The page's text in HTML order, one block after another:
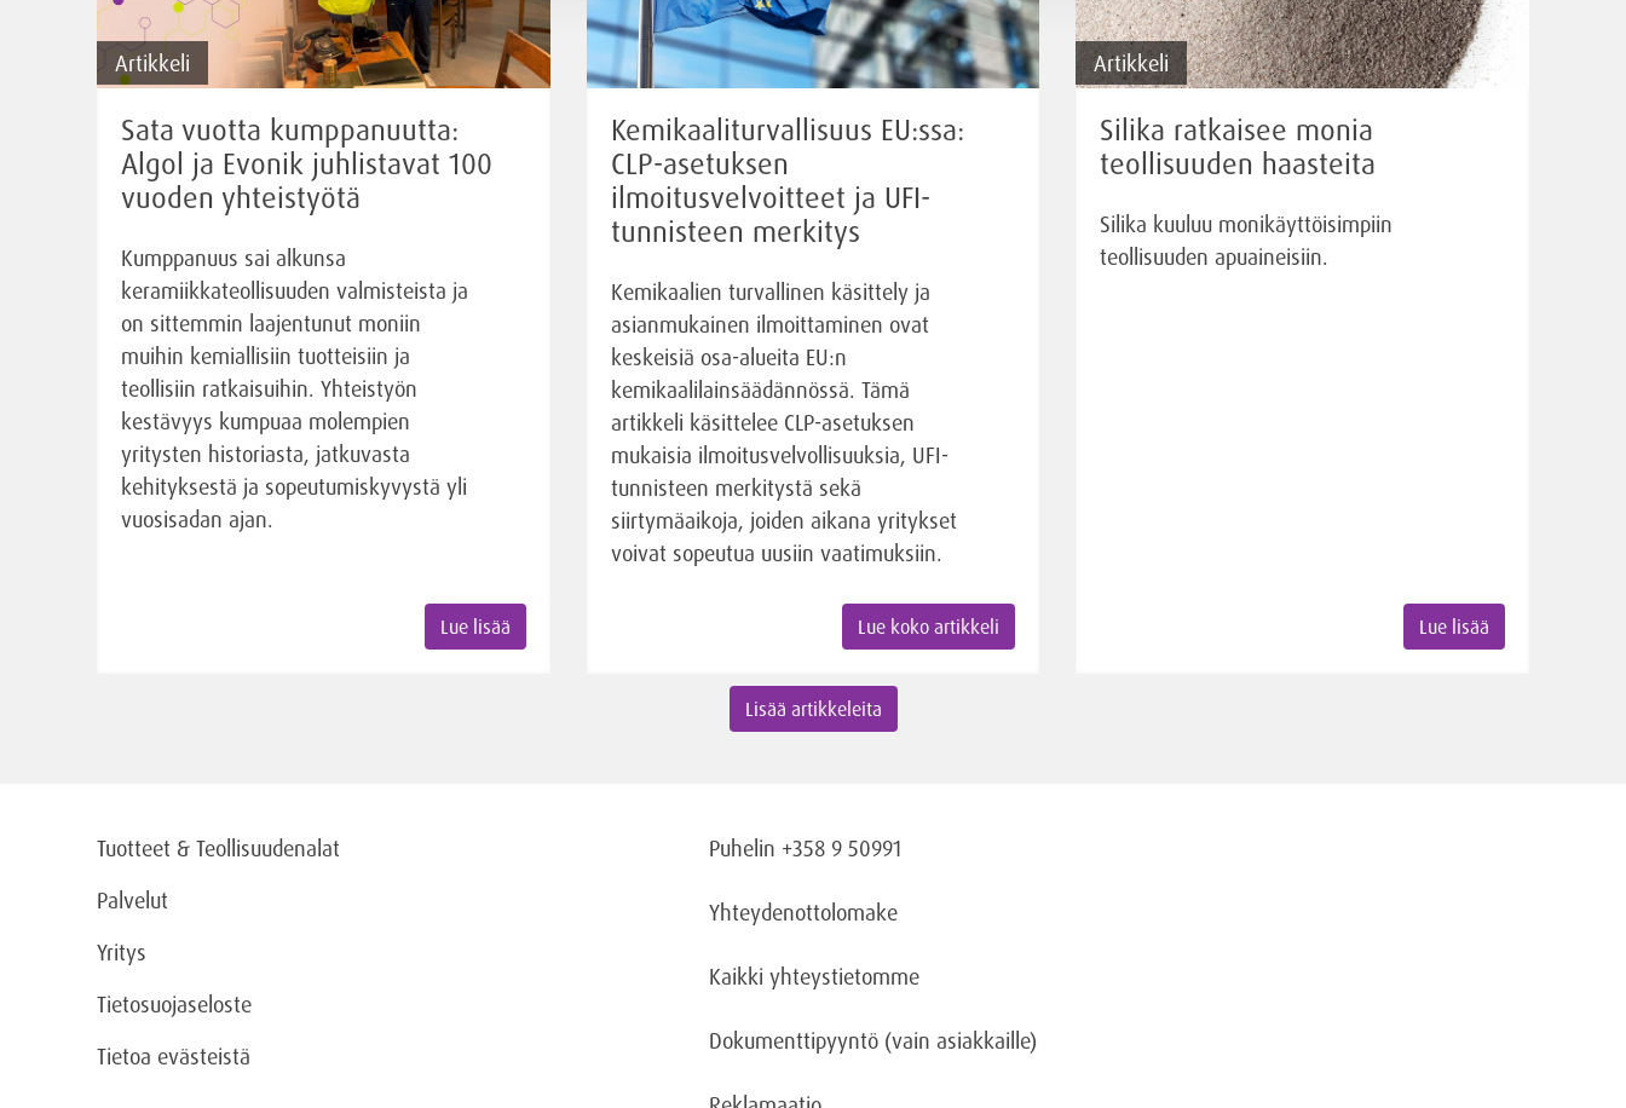
Artikkeli
Sata vuotta kumppanuutta:
Algol ja Evonik juhlistavat 100
vuoden yhteistyötä
Kumppanuus sai alkunsa
keramiikkateollisuuden valmisteista ja
on sittemmin laajentunut moniin
muihin kemiallisiin tuotteisiin ja
teollisiin ratkaisuihin. Yhteistyön
kestävyys kumpuaa molempien
yritysten historiasta, jatkuvasta
kehityksestä ja sopeutumiskyvystä yli
vuosisadan ajan.
Lue lisää
Kemikaaliturvallisuus EU:ssa:
CLP-asetuksen
ilmoitusvelvoitteet ja UFI-
tunnisteen merkitys
Kemikaalien turvallinen käsittely ja
asianmukainen ilmoittaminen ovat
keskeisiä osa-alueita EU:n
kemikaalilainsäädännössä. Tämä
artikkeli käsittelee CLP-asetuksen
mukaisia ilmoitusvelvollisuuksia, UFI-
tunnisteen merkitystä sekä
siirtymäaikoja, joiden aikana yritykset
voivat sopeutua uusiin vaatimuksiin.
Lue koko artikkeli
Artikkeli
Silika ratkaisee monia
teollisuuden haasteita
Silika kuuluu monikäyttöisimpiin
teollisuuden apuaineisiin.
Lue lisää
Lisää artikkeleita
Tuotteet & Teollisuudenalat
Palvelut
Yritys
Tietosuojaseloste
Tietoa evästeistä
Puhelin +358 9 50991
Yhteydenottolomake
Kaikki yhteystietomme
Dokumenttipyyntö (vain asiakkaille)